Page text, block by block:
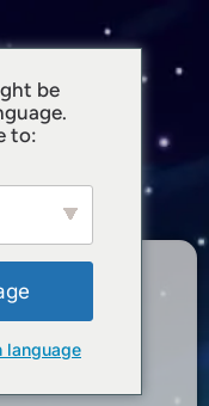
be
to:
language